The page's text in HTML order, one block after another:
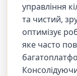
управління
та чистий,
оптимізує
яке часто